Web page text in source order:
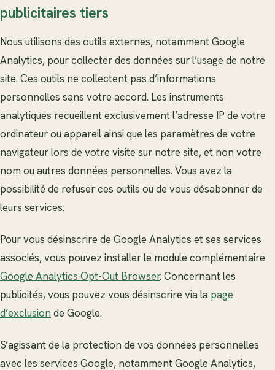
publicitaires tiers
Nous utilisons des outils externes, notamment Google
Analytics, pour collecter des données sur l’usage de notre
site. Ces outils ne collectent pas d’informations
personnelles sans votre accord. Les instruments
analytiques recueillent exclusivement l’adresse IP de votre
ordinateur ou appareil ainsi que les paramètres de votre
navigateur lors de votre visite sur notre site, et non votre
nom ou autres données personnelles. Vous avez la
possibilité de refuser ces outils ou de vous désabonner de
leurs services.
Pour vous désinscrire de Google Analytics et ses services
associés, vous pouvez installer le module complémentaire
Google Analytics Opt-Out Browser. Concernant les
publicités, vous pouvez vous désinscrire via la page
d’exclusion de Google.
S’agissant de la protection de vos données personnelles
avec les services Google, notamment Google Analytics,